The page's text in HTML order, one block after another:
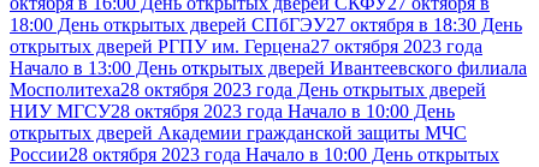
18:00 День открытых дверей СПбГЭУ27 октября в 18:30 День
открытых дверей РГПУ им. Герцена27 октября 2023 года
Начало в 13:00 День открытых дверей Ивантеевского филиала
Мосполитеха28 октября 2023 года День открытых дверей
НИУ МГСУ28 октября 2023 года Начало в 10:00 День
открытых дверей Академии гражданской защиты МЧС
России28 октября 2023 года Начало в 10:00 День открытых